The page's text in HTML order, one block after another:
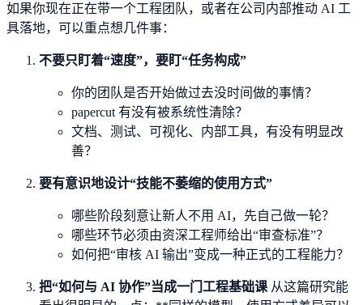
如果你现在正在带一个工程团队，或者在公司内部推动 AI 工
具落地，可以重点想几件事：
不要只盯着“速度”，要盯“任务构成”
你的团队是否开始做过去没时间做的事情？
papercut 有没有被系统性清除？
文档、测试、可视化、内部工具，有没有明显改
善？
要有意识地设计“技能不萎缩的使用方式”
哪些阶段刻意让新人不用 AI，先自己做一轮？
哪些环节必须由资深工程师给出“审查标准”？
如何把“审核 AI 输出”变成一种正式的工程能力？
把“如何与 AI 协作”当成一门工程基础课 从这篇研究能